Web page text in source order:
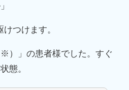
けつけます。
※）」の患者様でした。すぐ
態。